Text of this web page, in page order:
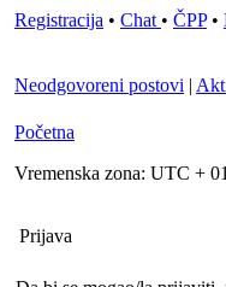
Registracija • Chat • ČPP•
Neodgovoreni postovi |
Početna
Vremenska zona: UTC +
Prijava